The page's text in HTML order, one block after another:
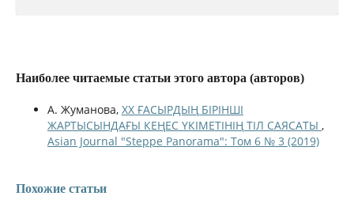
Наиболее читаемые статьи этого автора (авторов)
А. Жуманова, ХХ ҒАСЫРДЫҢ БІРІНШІ
ЖАРТЫСЫНДАҒЫ КЕҢЕС ҮКІМЕТІНІҢ ТІЛ САЯСАТЫ ,
Asian Journal "Steppe Panorama": Том 6 № 3 (2019)
Похожие статьи